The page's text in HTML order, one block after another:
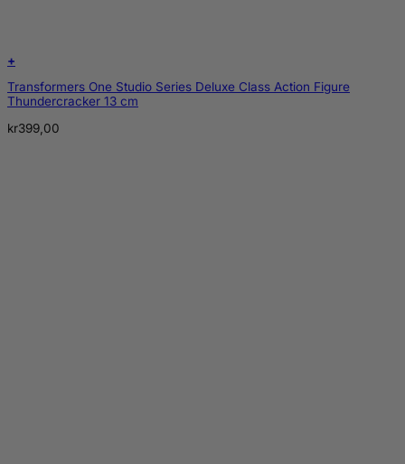
+
Transformers One Studio Series Deluxe Class Action Figure
Thundercracker 13 cm
kr399,00